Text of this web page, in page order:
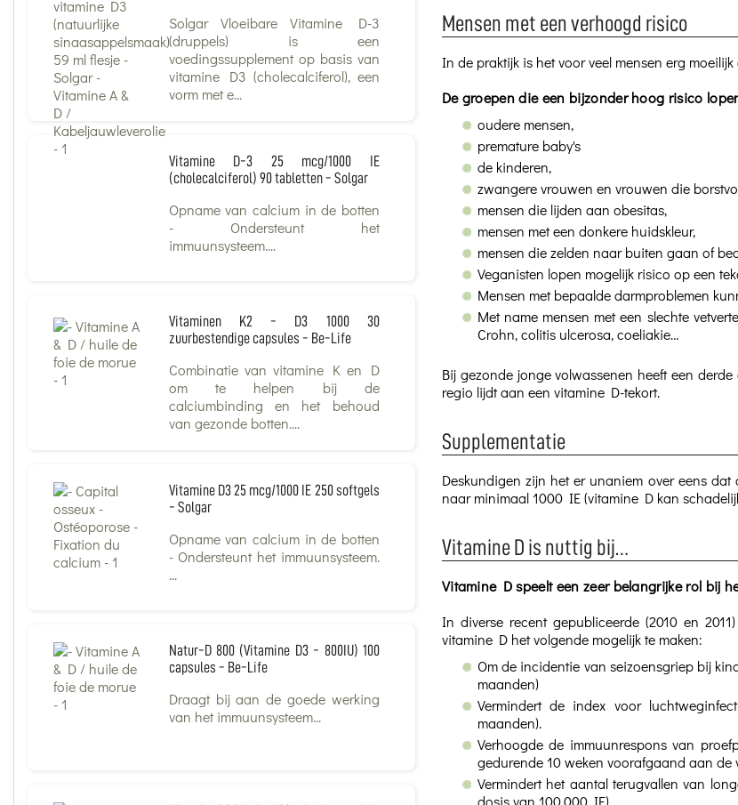
Mensen met een verhoogd risico
In de praktijk is het voor veel mensen erg
De groepen die een bijzonder hoog risico
oudere mensen,
premature baby's
de kinderen,
zwangere vrouwen en vrouwen die
mensen die lijden aan obesitas,
mensen met een donkere huidskleur,
mensen die zelden naar buiten gaan of
Veganisten lopen mogelijk risico op een
Mensen met bepaalde darmproblemen
Met name mensen met een slechte
Crohn, colitis ulcerosa, coeliakie…
Bij gezonde jonge volwassenen heeft een
regio lijdt aan een vitamine D-tekort.
Supplementatie
Deskundigen zijn het er unaniem over eens
naar minimaal 1000 IE (vitamine D kan
Vitamine D is nuttig bij…
Vitamine D speelt een zeer belangrijke rol bij
In diverse recent gepubliceerde (2010 en
vitamine D het volgende mogelijk te maken:
Om de incidentie van seizoensgriep bij
maanden)
Vermindert de index voor
maanden).
Verhoogde de immuunrespons van
gedurende 10 weken voorafgaand aan de
Vermindert het aantal terugvallen van
Solgar Vloeibare Vitamine D-3
(druppels) is een
voedingssupplement op basis van
vitamine D3 (cholecalciferol), een
vorm met e...
Vitamine D-3 25 mcg/1000 IE
(cholecalciferol) 90 tabletten - Solgar
Opname van calcium in de botten
- Ondersteunt het
immuunsysteem....
Vitaminen K2 - D3 1000 30
zuurbestendige capsules - Be-Life
Combinatie van vitamine K en D
om te helpen bij de
calciumbinding en het behoud
van gezonde botten....
Vitamine D3 25 mcg/1000 IE 250 softgels
- Solgar
Opname van calcium in de botten
- Ondersteunt het immuunsysteem.
...
Natur-D 800 (Vitamine D3 - 800IU) 100
capsules - Be-Life
Draagt bij aan de goede werking
van het immuunsysteem...